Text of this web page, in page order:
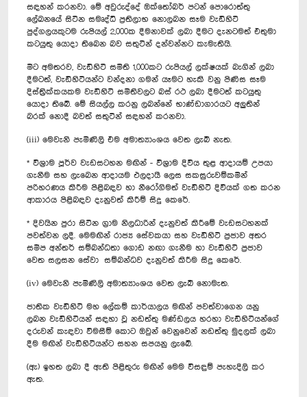
සඳහන් කරනවා. මේ අවුරුද්දේ ඔක්තෝබර් පටන් පොරොත්තු
ලේඛනයේ සිටින සමෘද්ධි ප්‍රතිලාභ නොලබන සෑම වැඩිහිටි
පුද්ගලයකුටම රුපියල් 2,000ක දීමනාවක් ලබා දීමට දැනටමත් එතුමා
කටයුතු යොදා තිබෙන බව සතුටින් දන්වන්නට කැමැතියි.
මීට අමතරව, වැඩිහිටි සමිති 1,000කට රුපියල් ලක්ෂයක් බැගින් ලබා
දීමටත්, වැඩිහිටියන්ට වන්දනා ගමන් යෑමට හැකි වනු පිණිස සෑම
දිස්ත්‍රික්කයකම වැඩිහිටි සමිතිවලට බස් රථ ලබා දීමටත් කටයුතු
යොදා තිබේ. මේ සියල්ල කරනු ලබන්නේ භාණ්ඩාගාරයට අලුතින්
බරක් නොදී බවත් සතුටින් සඳහන් කරනවා.
(iii) මෙවැනි පැමිණිලි එම අමාත්‍යාංශය වෙත ලැබී නැත.
* විශ්‍රාම පූර්ව වැඩසටහන මඟින් - විශ්‍රාම දිවිය තුළ ආදායම් උපයා
ගැනීම සහ ලැබෙන ආදායම ඵලදායී ලෙස සකසුරුවම්කමින්
පරිහරණය කිරීම පිළිබඳව හා නීරෝගිමත් වැඩිහිටි දිවියක් ගත කරන
ආකාරය පිළිබඳව දැනුවත් කිරීම් සිදු කෙරේ.
* දිවයින පුරා සිටින ග්‍රාම නිලධාරින් දැනුවත් කිරීමේ වැඩසටහනක්
පවත්වන ලදී. මෙමඟින් රාජ්‍ය සේවකයා සහ වැඩිහිටි ප්‍රජාව අතර
සමීප අන්තර් සම්බන්ධතා ගොඩ නඟා ගැනීම හා වැඩිහිටි ප්‍රජාව
වෙත සලසන සේවා සම්බන්ධව දැනුවත් කිරීම සිදු කෙරේ.
(iv) මෙවැනි පැමිණිලි අමාත්‍යාංශය වෙත ලැබී නොමැත.
ජාතික වැඩිහිටි මහ ලේකම් කාර්යාලය මඟින් පවත්වාගෙන යනු
ලබන වැඩිහිටියන් සඳහා වූ නඩත්තු මණ්ඩලය හරහා වැඩිහිටියන්ගේ
දරුවන් කැඳවා විමසීම් කොට ඔවුන් වෙනුවෙන් නඩත්තු මුදලක් ලබා
දීම මඟින් වැඩිහිටියන්ට සහන සපයනු ලැබේ.
(ඇ) ඉහත ලබා දී ඇති පිළිතුරු මඟින් මෙම විසඳුම් පැහැදිලි කර
ඇත.